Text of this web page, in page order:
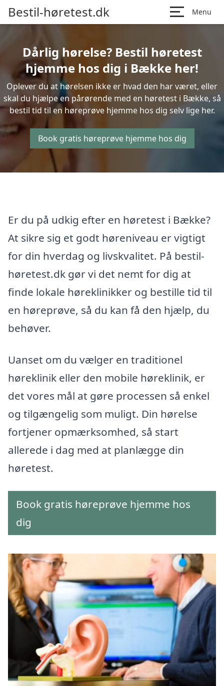
Bestil-høretest.dk Menu
Dårlig hørelse? Bestil høretest
hjemme hos dig i Bække her!
Oplever du at hørelsen ikke er hvad den har været, eller
skal du hjælpe en pårørende med en høretest i Bække, så
bestil tid til en høreprøve hjemme hos dig selv lige her.
Book gratis høreprøve hjemme hos dig
Er du på udkig efter en høretest i Bække?
At sikre sig et godt høreniveau er vigtigt
for din hverdag og livskvalitet. På bestil-
høretest.dk gør vi det nemt for dig at
finde lokale høreklinikker og bestille tid til
en høreprøve, så du kan få den hjælp, du
behøver.
Uanset om du vælger en traditionel
høreklinik eller den mobile høreklinik, er
det vores mål at gøre processen så enkel
og tilgængelig som muligt. Din hørelse
fortjener opmærksomhed, så start
allerede i dag med at planlægge din
høretest.
Book gratis høreprøve hjemme hos
dig